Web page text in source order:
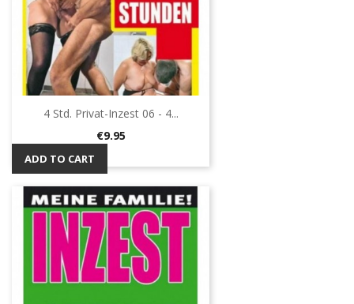
4 Std. Privat-Inzest 06 - 4...
Price
€9.95
ADD TO CART